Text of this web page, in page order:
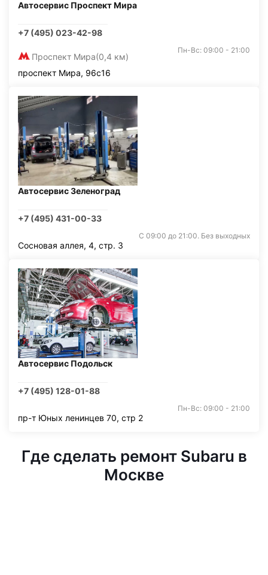
Автосервис Проспект Мира
+7 (495) 023-42-98
Проспект Мира(0,4 км)
Пн-Вс: 09:00 - 21:00
проспект Мира, 96с16
Автосервис Зеленоград
+7 (495) 431-00-33
С 09:00 до 21:00. Без выходных
Сосновая аллея, 4, стр. 3
Автосервис Подольск
+7 (495) 128-01-88
Пн-Вс: 09:00 - 21:00
пр-т Юных ленинцев 70, стр 2
Где сделать ремонт Subaru в
Москве